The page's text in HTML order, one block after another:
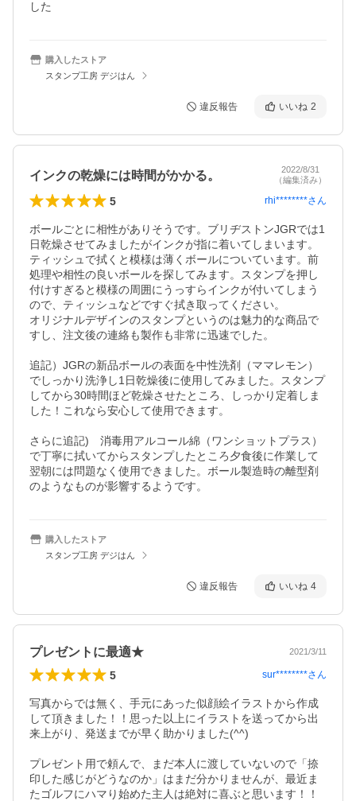
した
購入したストア
スタンプ工房 デジはん
違反報告 いいね 2
インクの乾燥には時間がかかる。
2022/8/31
（編集済み）
5 rhi********さん
ボールごとに相性がありそうです。ブリヂストンJGRでは1
日乾燥させてみましたがインクが指に着いてしまいます。
ティッシュで拭くと模様は薄くボールについています。前
処理や相性の良いボールを探してみます。スタンプを押し
付けすぎると模様の周囲にうっすらインクが付いてしまう
ので、ティッシュなどですぐ拭き取ってください。
オリジナルデザインのスタンプというのは魅力的な商品で
すし、注文後の連絡も製作も非常に迅速でした。
追記）JGRの新品ボールの表面を中性洗剤（ママレモン）
でしっかり洗浄し1日乾燥後に使用してみました。スタンプ
してから30時間ほど乾燥させたところ、しっかり定着しま
した！これなら安心して使用できます。
さらに追記)　消毒用アルコール綿（ワンショットプラス）
で丁寧に拭いてからスタンプしたところ夕食後に作業して
翌朝には問題なく使用できました。ボール製造時の離型剤
のようなものが影響するようです。
購入したストア
スタンプ工房 デジはん
違反報告 いいね 4
プレゼントに最適★ 2021/3/11
5 sur********さん
写真からでは無く、手元にあった似顔絵イラストから作成
して頂きました！！思った以上にイラストを送ってから出
来上がり、発送までが早く助かりました(^^)
プレゼント用で頼んで、まだ本人に渡していないので「捺
印した感じがどうなのか」はまだ分かりませんが、最近ま
たゴルフにハマり始めた主人は絶対に喜ぶと思います！！